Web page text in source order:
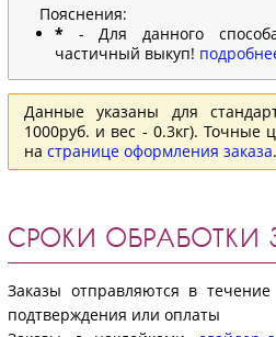
Пояснения:
* - Для данного
частичный выкуп!
Данные указаны для
1000руб. и вес - 0.3кг). Точные
на странице оформления заказа.
СРОКИ ОБРАБОТКИ
Заказы отправляются в
подтверждения или оплаты